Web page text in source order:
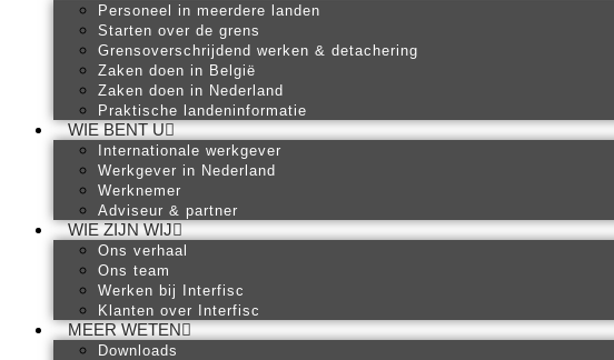
Personeel in meerdere landen
Starten over de grens
Grensoverschrijdend werken & detachering
Zaken doen in België
Zaken doen in Nederland
Praktische landeninformatie
WIE BENT U
Internationale werkgever
Werkgever in Nederland
Werknemer
Adviseur & partner
WIE ZIJN WIJ
Ons verhaal
Ons team
Werken bij Interfisc
Klanten over Interfisc
MEER WETEN
Downloads